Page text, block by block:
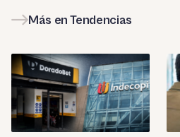
Más en Tendencias